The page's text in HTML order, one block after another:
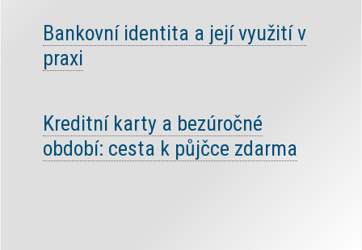
Bankovní identita a její využití v
praxi
Kreditní karty a bezúročné
období: cesta k půjčce zdarma